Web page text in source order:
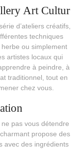
Art Cultur
d’ateliers créatifs,
techniques
ou simplement
artistes locaux qui
à peindre, à
traditionnel, tout en
chez vous.
pas vous détendre
propose des
avec des ingrédients